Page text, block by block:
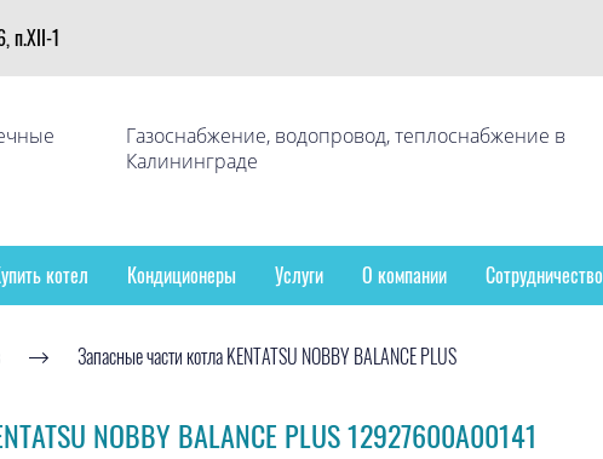
п.XII-1
Газоснабжение, водопровод, теплоснабжение в
Калининграде
котел Кондиционеры Услуги О компании Сотрудничество
Запасные части котла KENTATSU NOBBY BALANCE PLUS
NOBBY BALANCE PLUS 12927600A00141